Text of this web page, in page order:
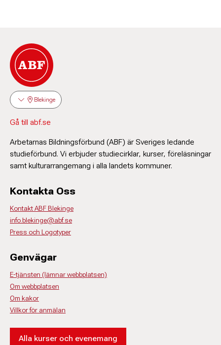
Blekinge
Gå till abf.se
Arbetarnas Bildningsförbund (ABF) är Sveriges ledande
studieförbund. Vi erbjuder studiecirklar, kurser, föreläsningar
samt kulturarrangemang i alla landets kommuner.
Kontakta Oss
Kontakt ABF Blekinge
info.blekinge@abf.se
Press och Logotyper
Genvägar
E-tjänsten (lämnar webbplatsen)
Om webbplatsen
Om kakor
Villkor för anmälan
Alla kurser och evenemang